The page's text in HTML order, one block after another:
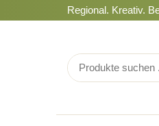
Regional. Kreativ.